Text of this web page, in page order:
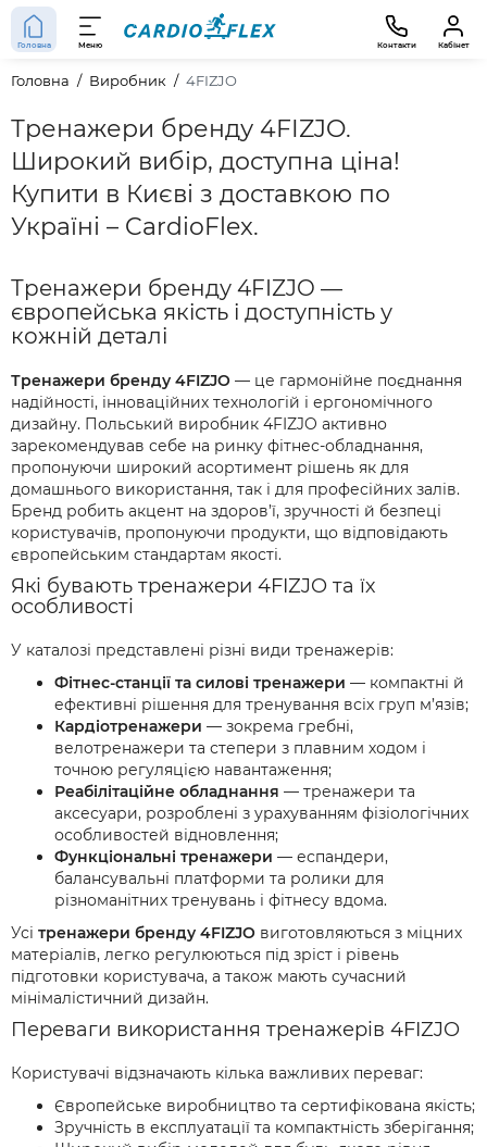
Головна Меню Контакти Кабінет
Головна Виробник 4FIZJO
Тренажери бренду 4FIZJO.
Широкий вибір, доступна ціна!
Купити в Києві з доставкою по
Україні – CardioFlex.
Тренажери бренду 4FIZJO —
європейська якість і доступність у
кожній деталі
Тренажери бренду 4FIZJO — це гармонійне поєднання
надійності, інноваційних технологій і ергономічного
дизайну. Польський виробник 4FIZJO активно
зарекомендував себе на ринку фітнес-обладнання,
пропонуючи широкий асортимент рішень як для
домашнього використання, так і для професійних залів.
Бренд робить акцент на здоров’ї, зручності й безпеці
користувачів, пропонуючи продукти, що відповідають
європейським стандартам якості.
Які бувають тренажери 4FIZJO та їх
особливості
У каталозі представлені різні види тренажерів:
Фітнес-станції та силові тренажери — компактні й
ефективні рішення для тренування всіх груп м’язів;
Кардіотренажери — зокрема гребні,
велотренажери та степери з плавним ходом і
точною регуляцією навантаження;
Реабілітаційне обладнання — тренажери та
аксесуари, розроблені з урахуванням фізіологічних
особливостей відновлення;
Функціональні тренажери — еспандери,
балансувальні платформи та ролики для
різноманітних тренувань і фітнесу вдома.
Усі тренажери бренду 4FIZJO виготовляються з міцних
матеріалів, легко регулюються під зріст і рівень
підготовки користувача, а також мають сучасний
мінімалістичний дизайн.
Переваги використання тренажерів 4FIZJO
Користувачі відзначають кілька важливих переваг:
Європейське виробництво та сертифікована якість;
Зручність в експлуатації та компактність зберігання;